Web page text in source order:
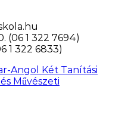
(06 1 322 7694)
1 322 6833)